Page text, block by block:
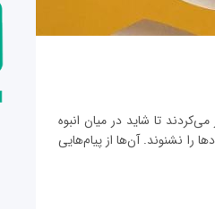
تا شاید در میان انبوه
را نشنوند. آن‌ها از پیام‌هایی